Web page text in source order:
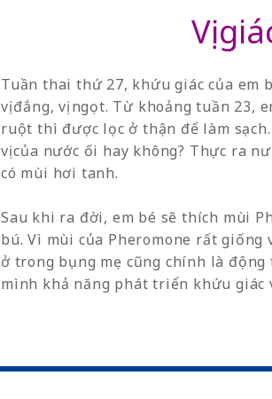
Vị
Tuần thai thứ 27, khứu giác của em
vị đắng, vị ngọt. Từ khoảng tuần 23,
ruột thì được lọc ở thận để làm
vị của nước ối hay không? Thực ra
có mùi hơi tanh.
Sau khi ra đời, em bé sẽ thích mùi
bú. Vì mùi của Pheromone rất
ở trong bụng mẹ cũng chính là
mình khả năng phát triển khứu giác